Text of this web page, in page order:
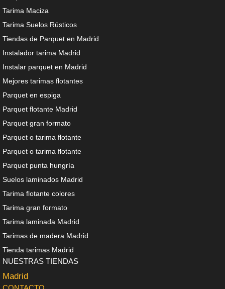
Tarima Maciza
Tarima Suelos Rústicos
Tiendas de Parquet en Madrid
Instalador tarima Madrid
Instalar parquet en Madrid
Mejores tarimas flotantes
Parquet en espiga
Parquet flotante Madrid
Parquet gran formato
Parquet o tarima flotante
Parquet o tarima flotante
Parquet punta hungría
Suelos laminados Madrid
Tarima flotante colores
Tarima gran formato
Tarima laminada Madrid
Tarimas de madera Madrid
Tienda tarimas Madrid
NUESTRAS TIENDAS
Madrid